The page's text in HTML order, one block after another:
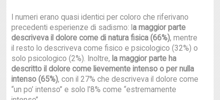
I numeri erano quasi identici per coloro che riferivano
precedenti esperienze di sadismo: la maggior parte
descriveva il dolore come di natura fisica (66%), mentre
il resto lo descriveva come fisico e psicologico (32%) o
solo psicologico (2%). Inoltre, la maggior parte ha
descritto il dolore come lievemente intenso o per nulla
intenso (65%), con il 27% che descriveva il dolore come
“un po’ intenso” e solo l’8% come “estremamente